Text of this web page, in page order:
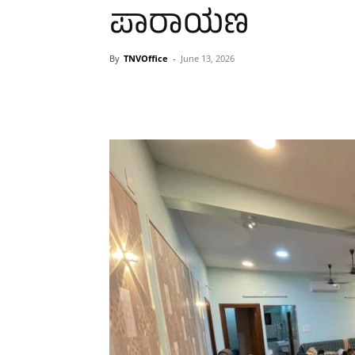
ಪಾರಾಯಣ
By TNVOffice - June 13, 2026